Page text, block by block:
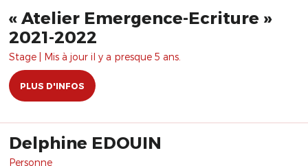
« Atelier Emergence-Ecriture »
2021-2022
Stage | Mis à jour il y a presque 5 ans.
PLUS D'INFOS
Delphine EDOUIN
Personne